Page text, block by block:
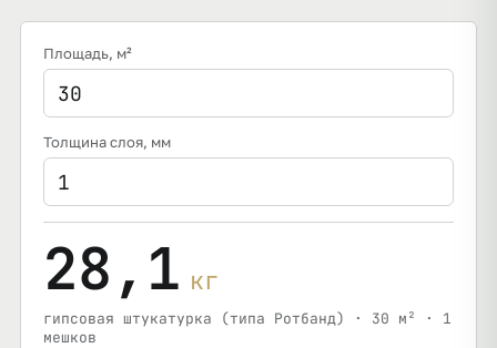
Площадь, м²
Толщина слоя, мм
28,1 кг
гипсовая штукатурка (типа Ротбанд) · 30 м² · 1
мешков